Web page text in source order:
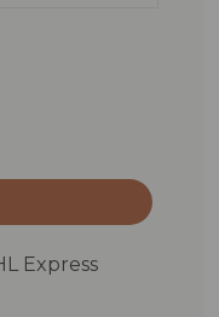
Express